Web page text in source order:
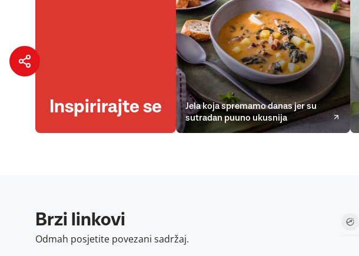
Inspirirajte se
Jela koja spremamo danas jer su
sutradan puuno ukusnija
Brzi linkovi
Odmah posjetite povezani sadržaj.